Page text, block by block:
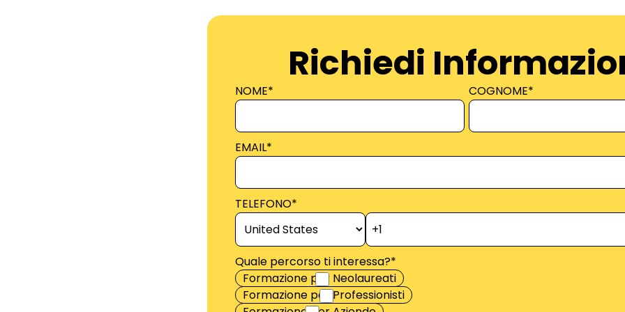
Richiedi
NOME* COGNOME*
EMAIL*
TELEFONO*
Quale percorso ti interessa?*
Formazione per Neolaureati
Formazione per Professionisti